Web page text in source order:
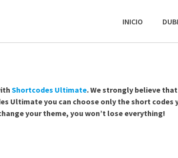
INICIO
Shortcodes Ultimate. We strongly believe
Ultimate you can choose only the short codes
your theme, you won’t lose everything!